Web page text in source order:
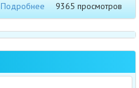
Подробнее
9365 просмотров